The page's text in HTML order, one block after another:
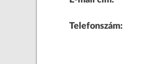
Telefonszám: